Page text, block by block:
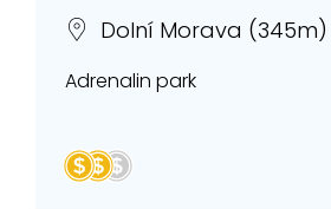
Dolní Morava (345m)
Adrenalin park